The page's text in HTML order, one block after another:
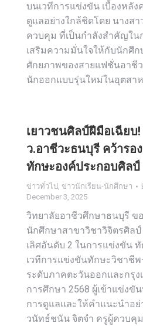
บนเวทีการแข่งขัน เบื้องหลัง
ดูแลอย่างใกล้ชิดโดย นางส
ควบคุม ที่เป็นกำลังสำคัญใน
เสริมความมั่นใจให้กับนักศึ
ศักยภาพของสายแฟชั่นอาชี
นักออกแบบรุ่นใหม่ในอุตสา
เยาวชนศิลป์ฝีมือเฉียบ
ว.อาชีวะธนบุรี คว้ารอ
ทักษะองค์ประกอบศิล
ข่าวทั่วไป, ข่าวนักเรียน-นักศึกษา
December 3, 2025
วิทยาลัยอาชีวศึกษาธนบุรี ข
นักศึกษาสาขาวิชาวิจิตรศิลป์
เลิศอันดับ 2 ในการแข่งขัน
เวทีการแข่งขันทักษะวิชาชี
ระดับภาคตะวันออกและกรุ
การศึกษา 2568 ผู้เข้าแข่งขั
การดูแลและให้คำแนะนำอย่
วนัทธ์ชนัน จิตจำ ครูผู้ควบคุ